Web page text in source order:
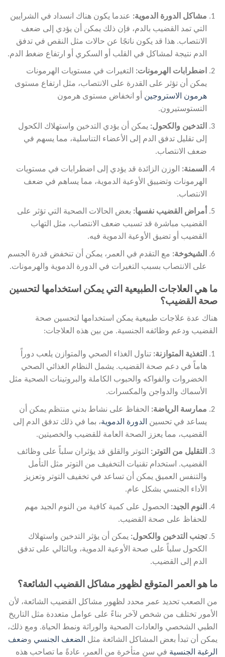
مشاكل الدورة الدموية: عندما يكون هناك انسداد في الشرايين
التي تمد القضيب بالدم، فإن ذلك يمكن أن يؤدي إلى ضعف
الانتصاب. هذا قد يكون ناتجًا عن حالات مثل النقص في تدفق
الدم نتيجة لمشاكل في القلب أو السكري أو ارتفاع ضغط الدم.
اضطرابات الهرمونات: التغيرات في مستويات الهرمونات
يمكن أن تؤثر على القدرة على الانتصاب، مثل ارتفاع مستوى
هرمون الاستروجين أو انخفاض مستوى هرمون
التستوستيرون.
التدخين والكحول: يمكن أن يؤدي التدخين واستهلاك الكحول
إلى تقليل تدفق الدم إلى الأعضاء التناسلية، مما يسهم في
ضعف الانتصاب.
السمنة: الوزن الزائدة قد يؤدي إلى اضطرابات في مستويات
الهرمونات وتضييق الأوعية الدموية، مما يساهم في ضعف
الانتصاب.
أمراض القضيب نفسها: بعض الحالات الصحية التي تؤثر على
القضيب مباشرة قد تسبب ضعف الانتصاب، مثل التهاب
القضيب أو تضيق الأوعية الدموية فيه.
الشيخوخة: مع التقدم في العمر، يمكن أن تنخفض قدرة الجسم
على الانتصاب بسبب التغيرات في الدورة الدموية والهرمونات.
ما هي العلاجات الطبيعية التي يمكن استخدامها لتحسين
صحة القضيب؟
هناك عدة علاجات طبيعية يمكن استخدامها لتحسين صحة
القضيب ودعم وظائفه الجنسية. من بين هذه العلاجات:
التغذية المتوازنة: تناول الغذاء الصحي والمتوازن يلعب دوراً
هاماً في دعم صحة القضيب. يشمل النظام الغذائي الصحي
الخضروات والفواكه والحبوب الكاملة والبروتينات الصحية مثل
الأسماك والدواجن والمكسرات.
ممارسة الرياضة: الحفاظ على نشاط بدني منتظم يمكن أن
يساعد في تحسين
الدورة الدموية، بما في ذلك تدفق الدم إلى
القضيب، مما يعزز الصحة العامة للقضيب والخصيتين.
التقليل من التوتر : التوتر والقلق قد يؤثران سلباً على وظائف
القضيب. استخدام تقنيات التخفيف من التوتر مثل التأمل
والتنفس العميق يمكن أن تساعد في تخفيف التوتر وتعزيز
الأداء الجنسي بشكل عام.
النوم الجيد: الحصول على كمية كافية من النوم الجيد مهم
للحفاظ على صحة القضيب.
تجنب التدخين والكحول: يمكن أن يؤثر التدخين واستهلاك
الكحول سلباً على صحة الأوعية الدموية، وبالتالي على تدفق
الدم إلى القضيب.
ما هو العمر المتوقع لظهور مشاكل القضيب الشائعة؟
من الصعب تحديد عمر محدد لظهور مشاكل القضيب الشائعة، لأن
الأمور تختلف من شخص لآخر بناءً على عوامل متعددة مثل التاريخ
الطبي الشخصي والعادات الصحية والوراثة ونمط الحياة. ومع ذلك،
يمكن أن تبدأ بعض المشاكل الشائعة مثل
الضعف الجنسي وضعف
الرغبة الجنسية في سن متأخرة من العمر، عادةً ما تصاحب هذه